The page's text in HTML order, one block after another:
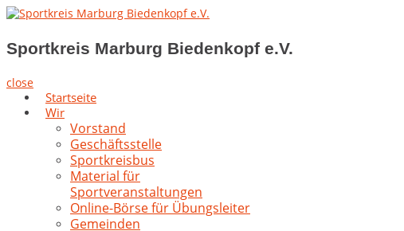
Skip
content
Sportkreis Marburg Biedenkopf e.V.
Sportkreis Marburg Biedenkopf e.V.
close
Startseite
Wir
Vorstand
Geschäftsstelle
Sportkreisbus
Material für
Sportveranstaltungen
Online-Börse für Übungsleiter
Gemeinden